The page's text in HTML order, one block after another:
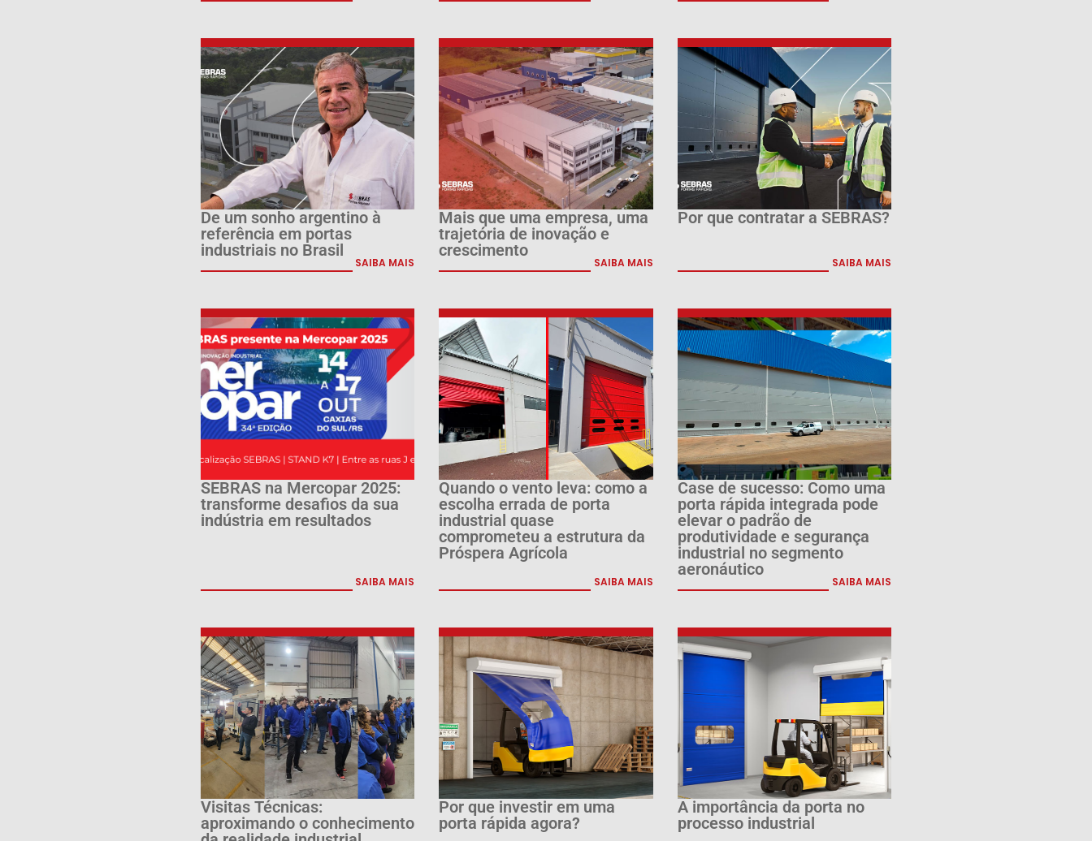
De um sonho argentino à
referência em portas
industriais no Brasil
SAIBA MAIS
Mais que uma empresa, uma
trajetória de inovação e
crescimento
SAIBA MAIS
Por que contratar a SEBRAS?
SAIBA MAIS
SEBRAS na Mercopar 2025:
transforme desafios da sua
indústria em resultados
SAIBA MAIS
Quando o vento leva: como a
escolha errada de porta
industrial quase
comprometeu a estrutura da
Próspera Agrícola
SAIBA MAIS
Case de sucesso: Como uma
porta rápida integrada pode
elevar o padrão de
produtividade e segurança
industrial no segmento
aeronáutico
SAIBA MAIS
Visitas Técnicas:
aproximando o conhecimento
Por que investir em uma
porta rápida agora?
A importância da porta no
processo industrial